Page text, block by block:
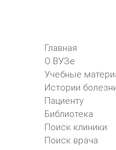
Главная
О ВУЗе
Учебные
Истории
Пациенту
Библиотека
Поиск клиники
Поиск врача